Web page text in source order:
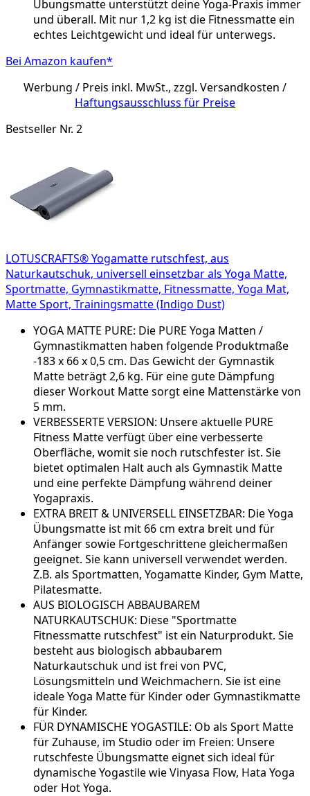
Übungsmatte unterstützt deine Yoga-Praxis immer
und überall. Mit nur 1,2 kg ist die Fitnessmatte ein
echtes Leichtgewicht und ideal für unterwegs.
Bei Amazon kaufen*
Werbung / Preis inkl. MwSt., zzgl. Versandkosten /
Haftungsausschluss für Preise
Bestseller Nr. 2
LOTUSCRAFTS® Yogamatte rutschfest, aus
Naturkautschuk, universell einsetzbar als Yoga Matte,
Sportmatte, Gymnastikmatte, Fitnessmatte, Yoga Mat,
Matte Sport, Trainingsmatte (Indigo Dust)
YOGA MATTE PURE: Die PURE Yoga Matten /
Gymnastikmatten haben folgende Produktmaße
-183 x 66 x 0,5 cm. Das Gewicht der Gymnastik
Matte beträgt 2,6 kg. Für eine gute Dämpfung
dieser Workout Matte sorgt eine Mattenstärke von
5 mm.
VERBESSERTE VERSION: Unsere aktuelle PURE
Fitness Matte verfügt über eine verbesserte
Oberfläche, womit sie noch rutschfester ist. Sie
bietet optimalen Halt auch als Gymnastik Matte
und eine perfekte Dämpfung während deiner
Yogapraxis.
EXTRA BREIT & UNIVERSELL EINSETZBAR: Die Yoga
Übungsmatte ist mit 66 cm extra breit und für
Anfänger sowie Fortgeschrittene gleichermaßen
geeignet. Sie kann universell verwendet werden.
Z.B. als Sportmatten, Yogamatte Kinder, Gym Matte,
Pilatesmatte.
AUS BIOLOGISCH ABBAUBAREM
NATURKAUTSCHUK: Diese "Sportmatte
Fitnessmatte rutschfest" ist ein Naturprodukt. Sie
besteht aus biologisch abbaubarem
Naturkautschuk und ist frei von PVC,
Lösungsmitteln und Weichmachern. Sie ist eine
ideale Yoga Matte für Kinder oder Gymnastikmatte
für Kinder.
FÜR DYNAMISCHE YOGASTILE: Ob als Sport Matte
für Zuhause, im Studio oder im Freien: Unsere
rutschfeste Übungsmatte eignet sich ideal für
dynamische Yogastile wie Vinyasa Flow, Hata Yoga
oder Hot Yoga.